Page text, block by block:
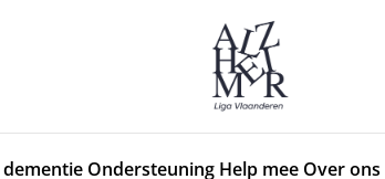
Ondersteuning Help mee Over ons